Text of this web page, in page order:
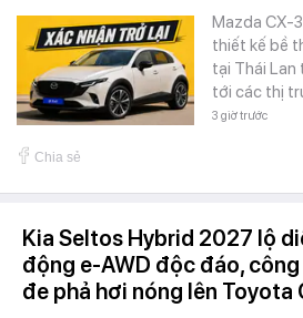
Mazda CX-
thiết kế bề
tại Thái
tới các thị
3 giờ trước
Chia sẻ
Kia Seltos Hybrid 2027 lộ
động e-AWD độc đáo,
đe phả hơi nóng lên Toyota